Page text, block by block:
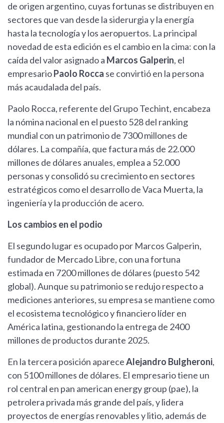
de origen argentino, cuyas fortunas se distribuyen en
sectores que van desde la siderurgia y la energía
hasta la tecnología y los aeropuertos. La principal
novedad de esta edición es el cambio en la cima: con la
caída del valor asignado a Marcos Galperin, el
empresarioPaolo Rocca se convirtió en la persona
más acaudalada del país.
Paolo Rocca, referente del Grupo Techint, encabeza
la nómina nacional en el puesto 528 del ranking
mundial con un patrimonio de 7300 millones de
dólares. La compañía, que factura más de 22.000
millones de dólares anuales, emplea a 52.000
personas y consolidó su crecimiento en sectores
estratégicos como el desarrollo de Vaca Muerta, la
ingeniería y la producción de acero.
Los cambios en el podio
El segundo lugar es ocupado por Marcos Galperin,
fundador de Mercado Libre, con una fortuna
estimada en 7200 millones de dólares (puesto 542
global). Aunque su patrimonio se redujo respecto a
mediciones anteriores, su empresa se mantiene como
el ecosistema tecnológico y financiero líder en
América latina, gestionando la entrega de 2400
millones de productos durante 2025.
En la tercera posición apareceAlejandro Bulgheroni,
con 5100 millones de dólares. El empresario tiene un
rol central en pan american energy group (pae), la
petrolera privada más grande del país, y lidera
proyectos de energías renovables y litio, además de